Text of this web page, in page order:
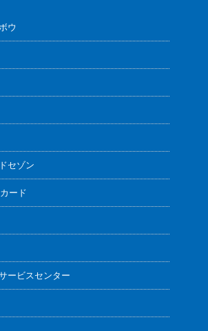
ウ
セゾン
ード
ービスセンター